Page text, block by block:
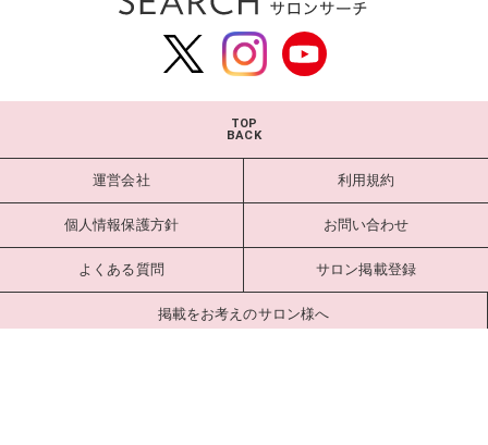
TOP
BACK
運営会社 利用規約
個人情報保護方針 お問い合わせ
よくある質問 サロン掲載登録
掲載をお考えのサロン様へ